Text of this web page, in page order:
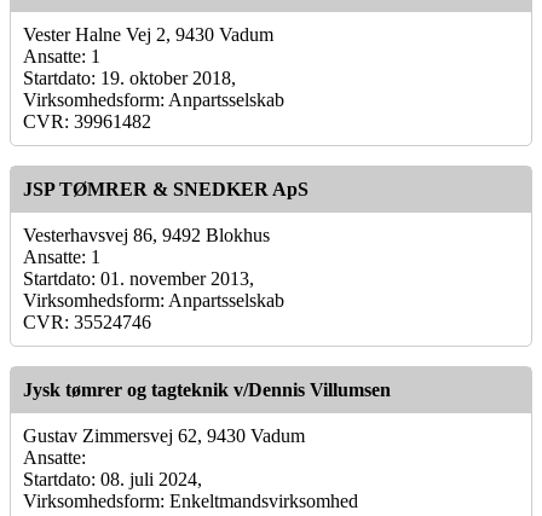
Vester Halne Vej 2, 9430 Vadum
Ansatte: 1
Startdato: 19. oktober 2018,
Virksomhedsform: Anpartsselskab
CVR: 39961482
JSP TØMRER & SNEDKER ApS
Vesterhavsvej 86, 9492 Blokhus
Ansatte: 1
Startdato: 01. november 2013,
Virksomhedsform: Anpartsselskab
CVR: 35524746
Jysk tømrer og tagteknik v/Dennis Villumsen
Gustav Zimmersvej 62, 9430 Vadum
Ansatte:
Startdato: 08. juli 2024,
Virksomhedsform: Enkeltmandsvirksomhed